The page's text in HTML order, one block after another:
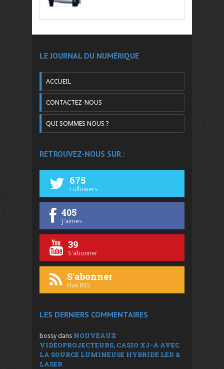
LE JOURNAL DU NUMÉRIQUE
ACCUEIL
CONTACTEZ-NOUS
QUI SOMMES NOUS ?
RETROUVEZ-NOUS SUR :
675
Followers
405
J'aimes
39
S'abonner
S'abonner
Flux RSS
LES DERNIERS COMMENTAIRES
bossy dans NOUVEAUX
VIDÉOPROJECTEURS, CASIO XJ-A AVEC
LA SOURCE LUMINEUSE HYBRIDE LED &
LASER